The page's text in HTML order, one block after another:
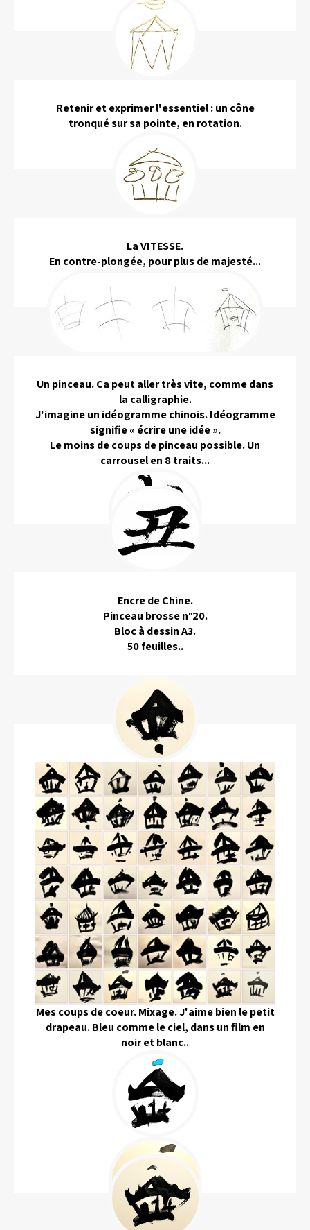
Retenir et exprimer l'essentiel : un cône
tronqué sur sa pointe, en rotation.
La VITESSE.
En contre-plongée, pour plus de majesté...
Un pinceau. Ça peut aller très vite, comme dans
la calligraphie.
J'imagine un idéogramme chinois. Idéogramme
signifie « écrire une idée ».
Le moins de coups de pinceau possible. Un
carrousel en 8 traits...
Encre de Chine.
Pinceau brosse n°20.
Bloc à dessin A3.
50 feuilles..
Mes coups de coeur. Mixage. J'aime bien le petit
drapeau. Bleu comme le ciel, dans un film en
noir et blanc..